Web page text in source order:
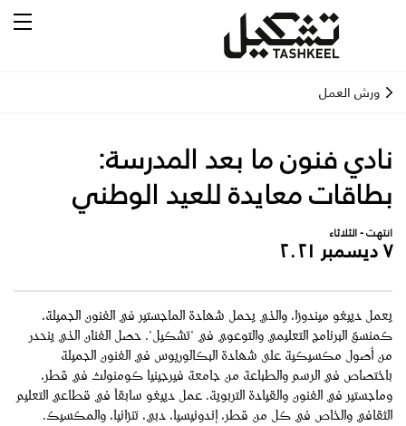
ورش العمل
نادي فنون ما بعد المدرسة:
بطاقات معايدة للعيد الوطني
انتهت - الثلاثاء
٧ ديسمبر ٢٠٢١
يعمل دييغو ميندوزا، والذي يحمل شهادة الماجستير في الفنون الجميلة،
كمنسق البرنامج التعليمي والتوعوي في "تشكيل". حصل الفنان الذي ينحدر
من أصول مكسيكية على شهادة البكالوريوس في الفنون الجميلة
باختصاص في الرسم والطباعة من جامعة فيرجينيا كومنولث في قطر،
وماجستير في الفنون والقيادة التربوية. عمل دييغو سابقاً في قطاعي التعليم
الثقافي والخاص في كل من قطر، إندونيسيا، دبي، تنزانيا، والمكسيك.